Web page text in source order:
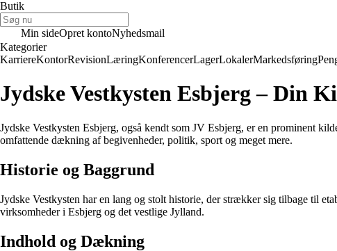
Butik
Min sideOpret kontoNyhedsmail
Kategorier
KarriereKontorRevisionLæringKonferencerLagerLokalerMarkedsføring
Jydske Vestkysten Esbjerg – Din
Jydske Vestkysten Esbjerg, også kendt som JV Esbjerg, er en prominent
omfattende dækning af begivenheder, politik, sport og meget mere.
Historie og Baggrund
Jydske Vestkysten har en lang og stolt historie, der strækker sig tilbage til
virksomheder i Esbjerg og det vestlige Jylland.
Indhold og Dækning